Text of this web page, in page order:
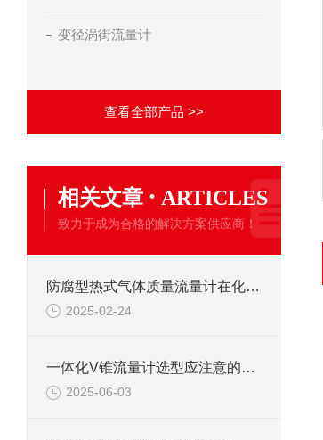
变径涡街流量计
查看全部产品 >>
相关文章 · ARTICLES
致力于成为合格的解决方案供应商！
防腐型热式气体质量流量计在化工行业具体怎么应用？
2025-02-24
一体化V锥流量计选型应注意的八个要点
2025-06-03